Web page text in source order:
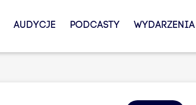
AUDYCJE PODCASTY WYDARZENIA